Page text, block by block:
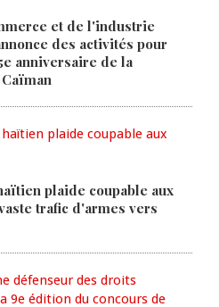
et de l'industrie
des activités pour
anniversaire de la
plaide coupable aux
trafic d'armes vers